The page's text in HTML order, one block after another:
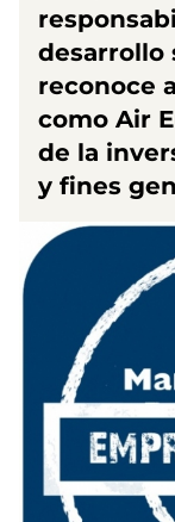
desarrollo
reconoce
como Air
de la
y fines